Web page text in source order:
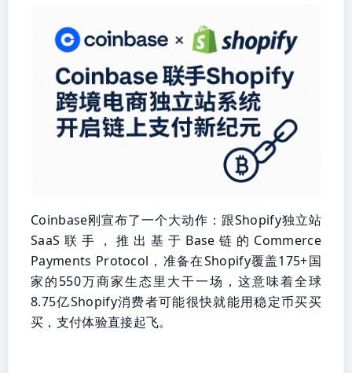
Coinbase刚宣布了一个大动作：跟Shopify独立站
SaaS联手，推出基于Base链的Commerce
Payments Protocol，准备在Shopify覆盖175+国
家的550万商家生态里大干一场，这意味着全球
8.75亿Shopify消费者可能很快就能用稳定币买买
买，支付体验直接起飞。